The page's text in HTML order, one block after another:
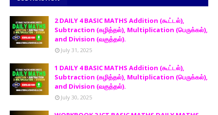
2 DAILY 4 BASIC MATHS Addition (கூட்டல்),
Subtraction (கழித்தல்), Multiplication (பெருக்கல்),
and Division (வகுத்தல்).
July 31, 2025
1 DAILY 4 BASIC MATHS Addition (கூட்டல்),
Subtraction (கழித்தல்), Multiplication (பெருக்கல்),
and Division (வகுத்தல்).
July 30, 2025